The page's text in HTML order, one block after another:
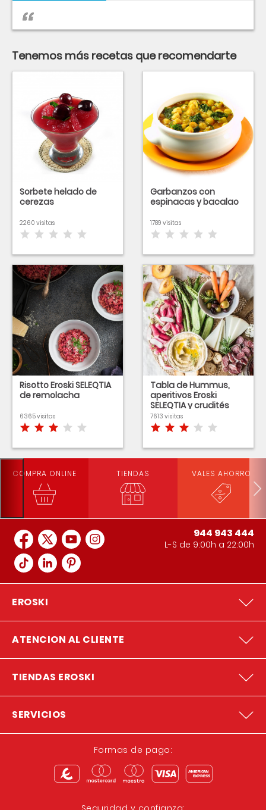
Tenemos más recetas que recomendarte
Sorbete helado de
cerezas
2260 visitas
Garbanzos con
espinacas y bacalao
1789 visitas
Risotto Eroski SELEQTIA
de remolacha
6365 visitas
Tabla de Hummus,
aperitivos Eroski
SELEQTIA y crudités
7613 visitas
COMPRA ONLINE TIENDAS VALES AHORRO
944 943 444
L-S de 9:00h a 22:00h
EROSKI
ATENCION AL CLIENTE
TIENDAS EROSKI
SERVICIOS
Formas de pago: